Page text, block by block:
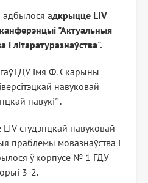
адбылося адкрыцце LІV
"Актуальныя
літаратуразнаўства".
ГДУ імя Ф. Скарыны
навуковай
навукі" .
студэнцкай навуковай
праблемы мовазнаўства і
ў корпусе № 1 ГДУ
3-2.